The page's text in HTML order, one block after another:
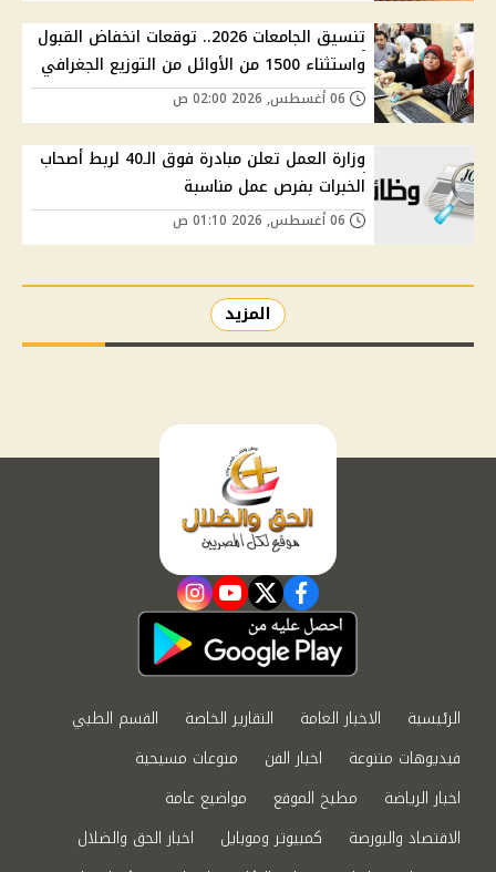
تنسيق الجامعات 2026.. توقعات انخفاض القبول
واستثناء 1500 من الأوائل من التوزيع الجغرافي
وزارة العمل تعلن مبادرة فوق الـ40 لربط أصحاب
الخبرات بفرص عمل مناسبة
المزيد
facebook
twitter
youtube
instagram
الرئيسية الاخبار العامة التقارير الخاصة
القسم الطبي
فيديوهات متنوعة
اخبار الفن
منوعات مسيحية
اخبار الرياضة
مطبخ الموقع
مواضيع عامة
الاقتصاد والبورصة
كمبيوتر وموبايل
اخبار الحق والضلال